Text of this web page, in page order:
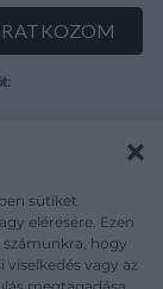
sütiket
elérésére. Ezen
hogy
vagy az